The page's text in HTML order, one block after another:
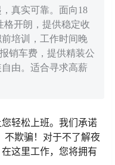
，真实可靠。面向18
格开朗，提供稳定收
培训，工作时间晚
销车费，提供精装公
由。适合寻求高薪
轻松上班。我们承诺
不欺骗！对于不了解夜
这里工作，您将拥有